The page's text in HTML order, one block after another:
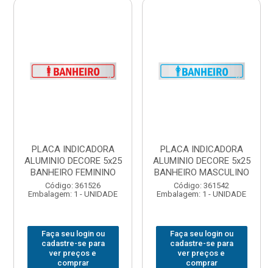
PLACA INDICADORA
ALUMINIO DECORE 5x25
BANHEIRO FEMININO
Código: 361526
Embalagem: 1 - UNIDADE
Faça seu login ou
cadastre-se para
ver preços e
comprar
PLACA INDICADORA
ALUMINIO DECORE 5x25
BANHEIRO MASCULINO
Código: 361542
Embalagem: 1 - UNIDADE
Faça seu login ou
cadastre-se para
ver preços e
comprar